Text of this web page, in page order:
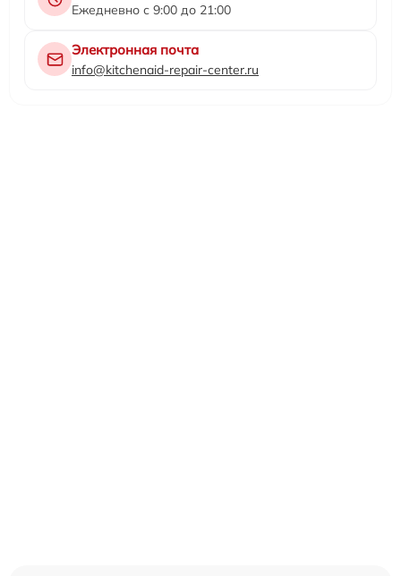
Ежедневно с 9:00 до 21:00
Электронная почта
info@kitchenaid-repair-center.ru